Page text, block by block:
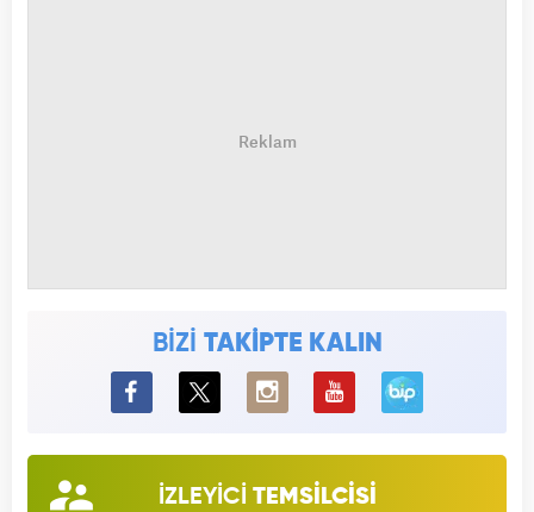
BİZİ TAKİPTE KALIN
BiP
İZLEYİCİ TEMSİLCİSİ